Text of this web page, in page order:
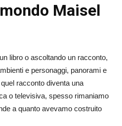
Maisel
libro o ascoltando un racconto,
e personaggi, panorami e
racconto diventa una
o televisiva, spesso rimaniamo
a quanto avevamo costruito